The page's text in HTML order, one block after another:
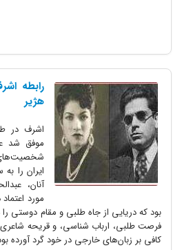
رابطه
هژیر
موفق شد
ایران را
آنان،
مورد اعتماد
بود که دریایی از جاه طلبی و مقام دوستی را
فرصت طلبی، ارباب شناسی، و قریحه شاعری و
کافی بر زبان‌های خارجی در خود گرد آورده